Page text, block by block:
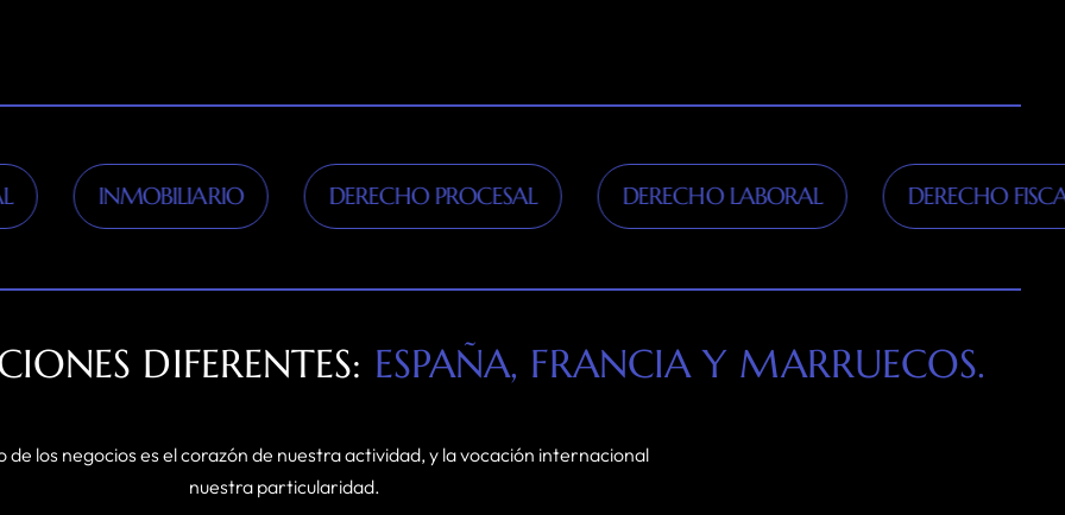
INMOBILIARIO DERECHO PROCESAL DERECHO LABORAL DERECHO FISCAL
DIFERENTES: ESPAÑA, FRANCIA Y MARRUECOS.
de los negocios es el corazón de nuestra actividad, y la vocación internacional
nuestra particularidad.